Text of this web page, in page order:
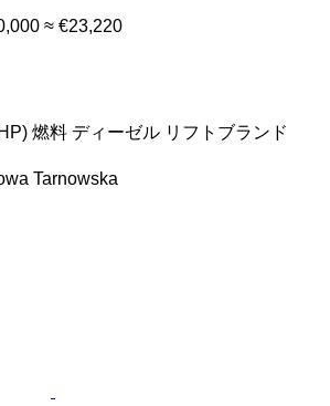
≈ €23,220
燃料 ディーゼル リフトブランド
Tarnowska